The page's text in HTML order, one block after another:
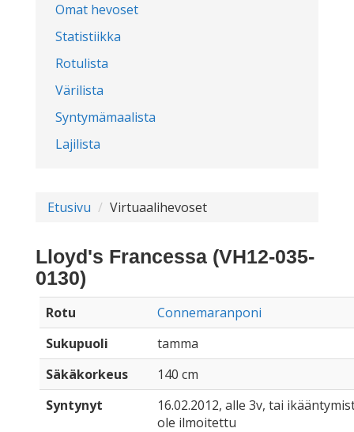
Omat hevoset
Statistiikka
Rotulista
Värilista
Syntymämaalista
Lajilista
Etusivu Virtuaalihevoset
Lloyd's Francessa (VH12-035-
0130)
Rotu
Connemaranponi
Sukupuoli
tamma
Säkäkorkeus
140 cm
Syntynyt
16.02.2012, alle 3v, tai
ole ilmoitettu